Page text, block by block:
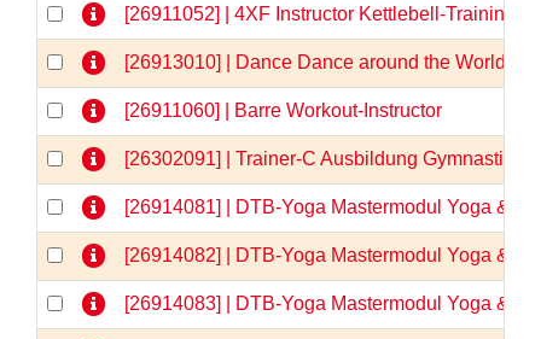
[26911052] | 4XF Instructor Kettlebell-Training
[26913010] | Dance Dance around the World
[26911060] | Barre Workout-Instructor
[26302091] | Trainer-C Ausbildung Gymnastik/
[26914081] | DTB-Yoga Mastermodul Yoga &
[26914082] | DTB-Yoga Mastermodul Yoga &
[26914083] | DTB-Yoga Mastermodul Yoga &